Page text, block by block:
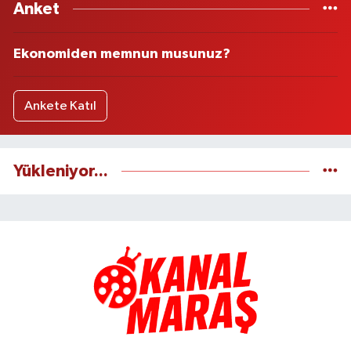
Anket
Ekonomiden memnun musunuz?
Ankete Katıl
Yükleniyor...